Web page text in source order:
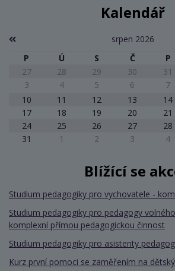
Kalendář
srpen 2026
P
Ú S Č P
27
28 29 30 31
3
4 5 6 7
10 11 12 13 14
17
18 19 20 21
24
25 26 27 28
31
1 2 3 4
Blížící se
Studium pedagogiky pro vychovatele -
Studium pedagogiky pro pedagogy
komplexní přímou pedagogickou činnost
Studium pedagogiky pro asistenty
Kurz první pomoci se zaměřením na